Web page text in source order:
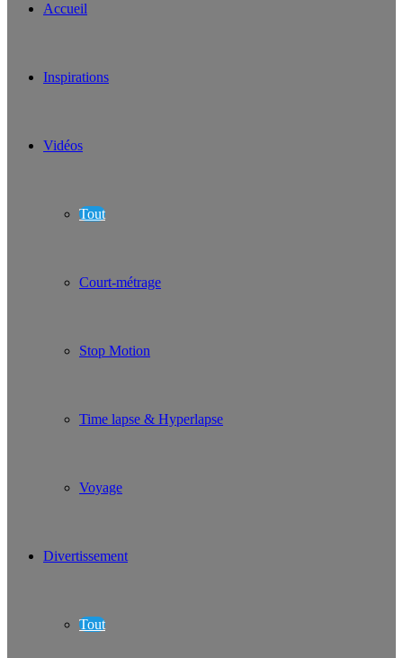
Accueil
Inspirations
Vidéos
Tout
Court-métrage
Stop Motion
Time lapse & Hyperlapse
Voyage
Divertissement
Tout